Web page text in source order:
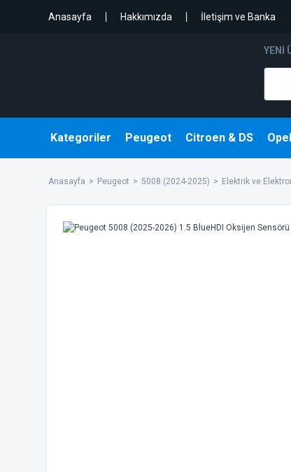
Anasayfa Hakkımızda İletişim ve Banka
YENI
Kategoriler Peugeot Citroen & DS Opel
Anasayfa Peugeot 5008 (2024-2025) Elektrik ve